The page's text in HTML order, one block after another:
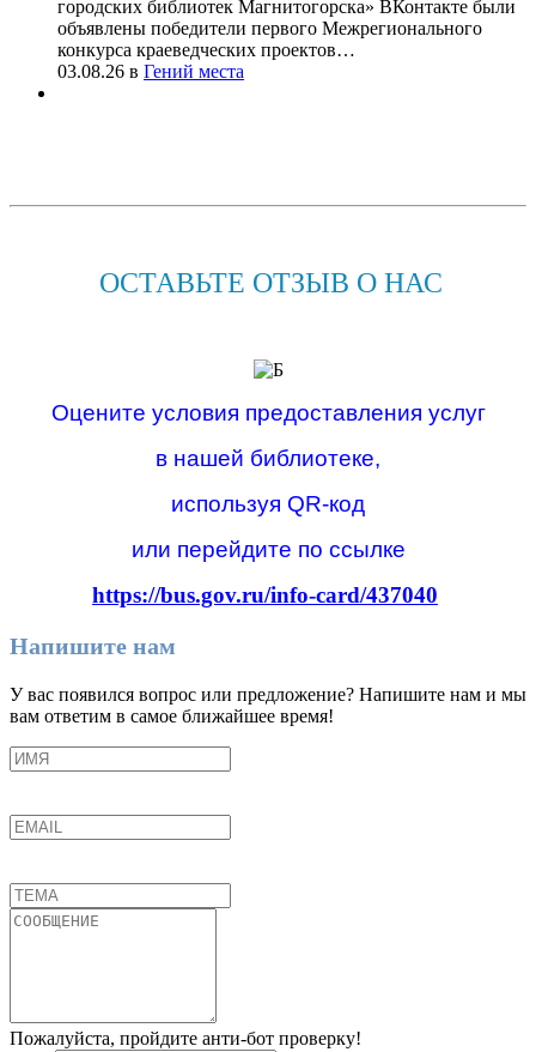
городских библиотек Магнитогорска» ВКонтакте были
объявлены победители первого Межрегионального
конкурса краеведческих проектов…
03.08.26 в Гений места
ОСТАВЬТЕ ОТЗЫВ О НАС
Оцените условия предоставления услуг
в нашей библиотеке,
используя QR-код
или перейдите по ссылке
https://bus.gov.ru/info-card/437040
Напишите нам
У вас появился вопрос или предложение? Напишите нам и мы
вам ответим в самое ближайшее время!
Пожалуйста, пройдите анти-бот проверку!